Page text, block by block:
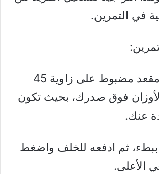
في التمرين.
استلقي على مقعد مضبوط على زاوية 45
فوق صدرك، بحيث تكون
عنك.
ثم ادفعه للخلف واضغط
الأعلى.